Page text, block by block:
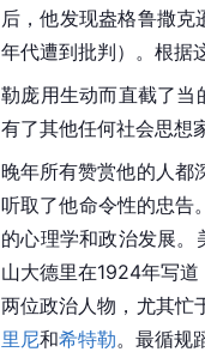
后，他发现盎格鲁撒
年代遭到批判）。根据
勒庞用生动而直截了当
有了其他任何社会思想
晚年所有赞赏他的人都
听取了他命令性的忠告
的心理学和政治发展。
山大德里在1924年写
两位政治人物，尤其忙
里尼和希特勒。最循规